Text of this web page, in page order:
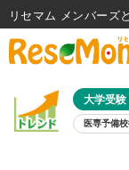
大学受
医専予備
リセマム メンバーズ